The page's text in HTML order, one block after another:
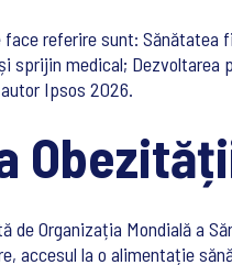
referire sunt:
sprijin medical; Dezvoltarea
Ipsos 2026.
de Organizația Mondială a
accesul la o alimentație